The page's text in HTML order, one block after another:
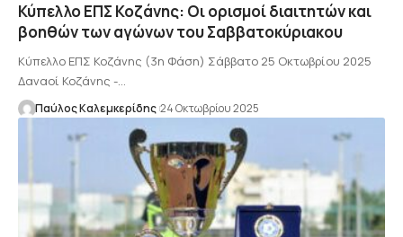
Κύπελλο ΕΠΣ Κοζάνης: Οι ορισμοί διαιτητών και
βοηθών των αγώνων του Σαββατοκύριακου
Κύπελλο ΕΠΣ Κοζάνης (3η Φάση) Σάββατο 25 Οκτωβρίου 2025
Δαναοί Κοζάνης -…
Παύλος Καλεμκερίδης 24 Οκτωβρίου 2025